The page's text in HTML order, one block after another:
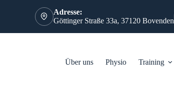
Adresse:
Göttinger Straße 33a, 37120 Bovenden
Über uns Physio Training